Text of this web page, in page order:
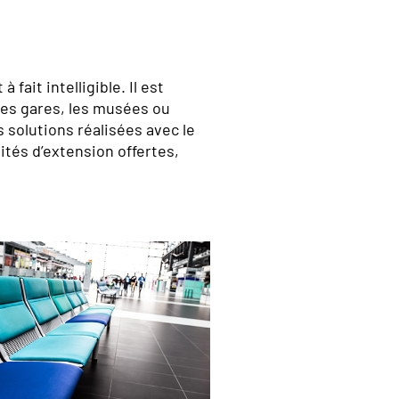
à fait intelligible. Il est
gares, les musées ou
réalisées avec le
d’extension offertes,